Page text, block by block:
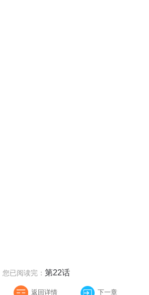
您已阅读完： 第22话
返回详情 下一章